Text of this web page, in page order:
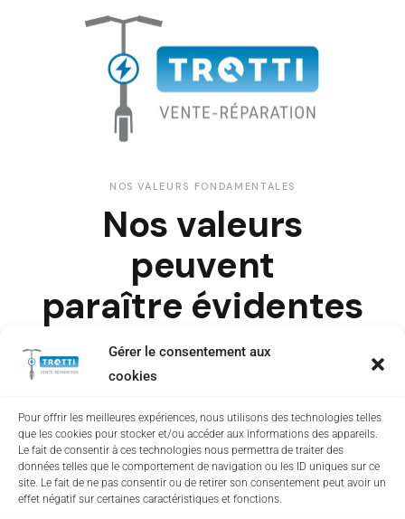
Gérer le consentement aux
cookies
Pour offrir les meilleures expériences, nous utilisons des technologies telles
que les cookies pour stocker et/ou accéder aux informations des appareils.
Le fait de consentir à ces technologies nous permettra de traiter des
données telles que le comportement de navigation ou les ID uniques sur ce
site. Le fait de ne pas consentir ou de retirer son consentement peut avoir un
effet négatif sur certaines caractéristiques et fonctions.
NOS VALEURS FONDAMENTALES
Nos valeurs
peuvent
paraître évidentes
Nous nous engageons à offrir un service
exceptionnel à nos clients, en veillant à ce que
chaque trottinette réparée soit traitée avec le
plus grand soin et professionnalisme.
Nous rendre visite en magasin